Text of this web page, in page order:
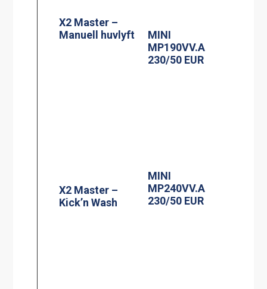
X2 Master –
Manuell huvlyft
MINI
MP190VV.A
230/50 EUR
X2 Master –
Kick’n Wash
MINI
MP240VV.A
230/50 EUR